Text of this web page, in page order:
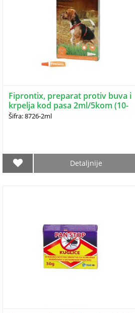
Fiprontix, preparat protiv buva i
krpelja kod pasa 2ml/5kom (10-
20kg)
Šifra: 8726-2ml
Detaljnije